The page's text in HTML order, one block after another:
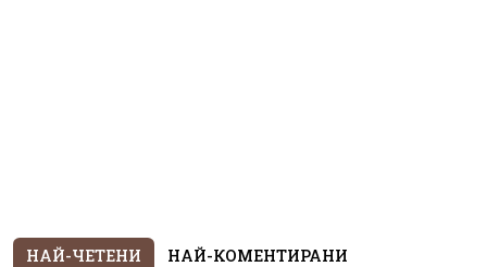
НАЙ-ЧЕТЕНИ НАЙ-КОМЕНТИРАНИ